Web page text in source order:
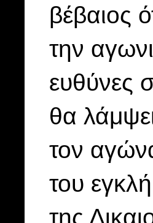
βέβαιος
την
ευθύνες
θα
τον
του
της